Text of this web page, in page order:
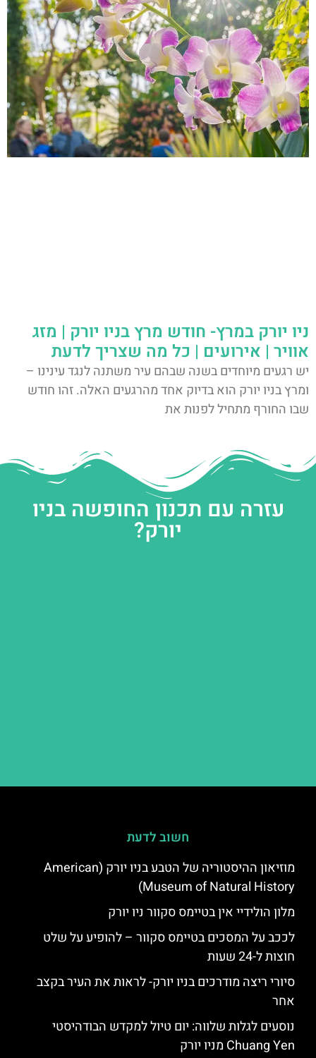
ניו יורק במרץ- חודש מרץ בניו יורק | מזג
אוויר | אירועים | כל מה שצריך לדעת
יש רגעים מיוחדים בשנה שבהם עיר משתנה לנגד עינינו –
ומרץ בניו יורק הוא בדיוק אחד מהרגעים האלה. זהו חודש
שבו החורף מתחיל לפנות את
עזרה עם תכנון החופשה בניו
יורק?
חשוב לדעת
מוזיאון ההיסטוריה של הטבע בניו יורק (American
Museum of Natural History)
מלון הולידיי אין בטיימס סקוור ניו יורק
לככב על המסכים בטיימס סקוור – להופיע על שלט
חוצות ל-24 שעות
סיורי ריצה מודרכים בניו יורק- לראות את העיר בקצב
אחר
נוסעים לגלות שלווה: יום טיול למקדש הבודהיסטי
Chuang Yen מניו יורק